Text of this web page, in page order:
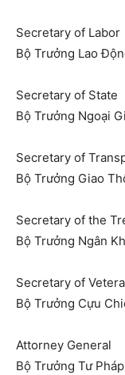
Secretary of Labor
Bộ Trưởng Lao
Secretary of State
Bộ Trưởng Ngoại
Secretary of
Bộ Trưởng Giao
Secretary of the
Bộ Trưởng Ngân
Secretary of
Bộ Trưởng Cựu
Attorney General
Bộ Trưởng Tư Pháp